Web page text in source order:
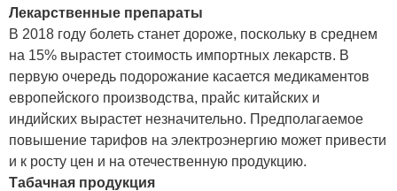
Лекарственные препараты
В 2018 году болеть станет дороже, поскольку в среднем
на 15% вырастет стоимость импортных лекарств. В
первую очередь подорожание касается медикаментов
европейского производства, прайс китайских и
индийских вырастет незначительно. Предполагаемое
повышение тарифов на электроэнергию может привести
и к росту цен и на отечественную продукцию.
Табачная продукция